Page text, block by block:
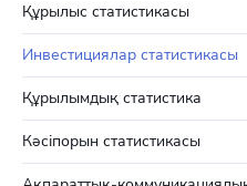
Құрылыс статистикасы
Инвестициялар статистикасы
Құрылымдық статистика
Кәсіпорын статистикасы